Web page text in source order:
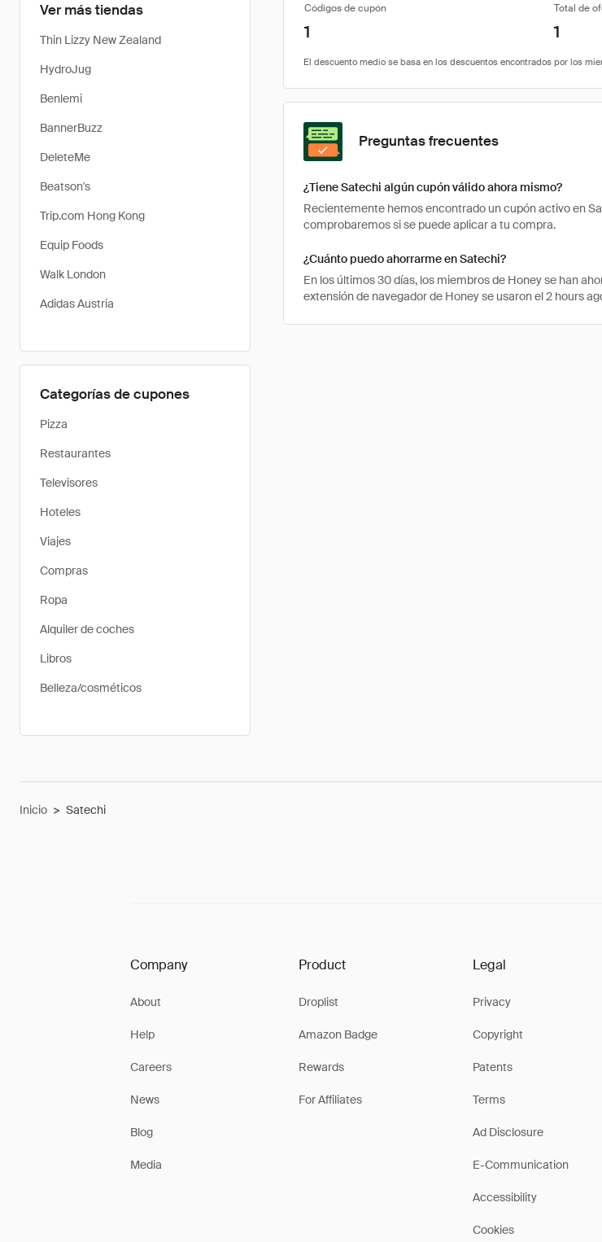
Ver más tiendas
Thin Lizzy New Zealand
HydroJug
Benlemi
BannerBuzz
DeleteMe
Beatson's
Trip.com Hong Kong
Equip Foods
Walk London
Adidas Austria
Categorías de cupones
Pizza
Restaurantes
Televisores
Hoteles
Viajes
Compras
Ropa
Alquiler de coches
Libros
Belleza/cosméticos
Códigos de cupón Total de
1 1
Preguntas frecuentes
¿Tiene Satechi algún cupón válido ahora mismo?
Recientemente hemos encontrado un cupón activo en
comprobaremos si se puede aplicar a tu compra.
¿Cuánto puedo ahorrarme en Satechi?
En los últimos 30 días, los miembros de Honey se han
extensión de navegador de Honey se usaron el 2 hours
Inicio > Satechi
Company
About
Help
Careers
News
Blog
Media
Product
Droplist
Amazon Badge
Rewards
For Affiliates
Legal
Privacy
Copyright
Patents
Terms
Ad Disclosure
E-Communication
Accessibility
Cookies